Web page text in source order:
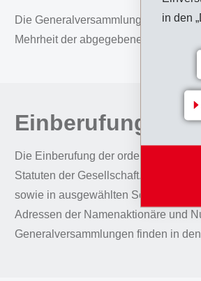
in den
Die Generalversammlung fasst ihre
Mehrheit der abgegebenen
Einberufung der
Die Einberufung der ordentlichen
Statuten der Gesellschaft. Sie
sowie in ausgewählten Schweizer
Adressen der Namenaktionäre und
Generalversammlungen finden in